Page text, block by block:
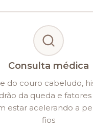
Consulta médica
do couro cabeludo,
da queda e
estar acelerando a
fios